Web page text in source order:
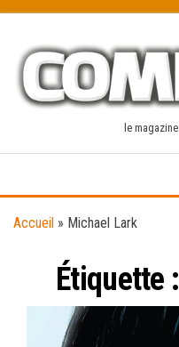
content
le
Accueil » Michael Lark
Étiquette :